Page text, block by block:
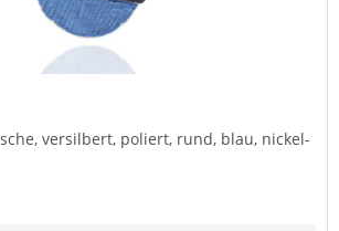
versilbert, poliert, rund, blau, nickel-